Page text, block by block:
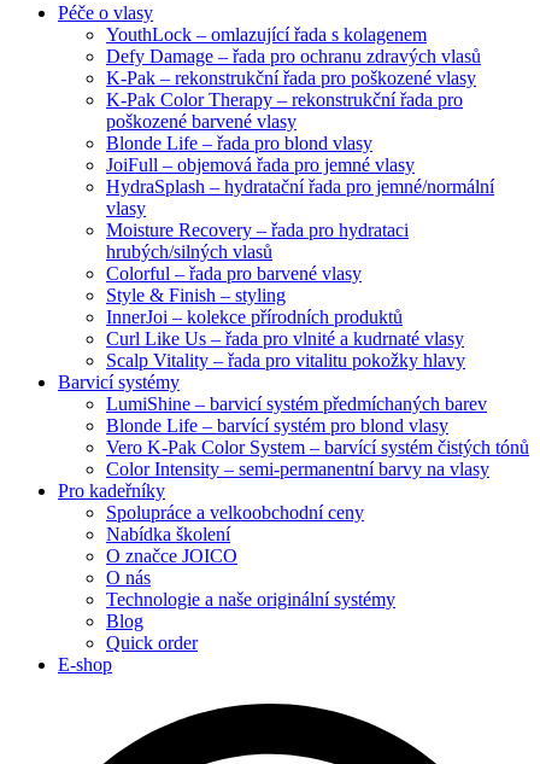
Péče o vlasy
YouthLock – omlazující řada s kolagenem
Defy Damage – řada pro ochranu zdravých vlasů
K-Pak – rekonstrukční řada pro poškozené vlasy
K-Pak Color Therapy – rekonstrukční řada pro
poškozené barvené vlasy
Blonde Life – řada pro blond vlasy
JoiFull – objemová řada pro jemné vlasy
HydraSplash – hydratační řada pro jemné/normální
vlasy
Moisture Recovery – řada pro hydrataci
hrubých/silných vlasů
Colorful – řada pro barvené vlasy
Style & Finish – styling
InnerJoi – kolekce přírodních produktů
Curl Like Us – řada pro vlnité a kudrnaté vlasy
Scalp Vitality – řada pro vitalitu pokožky hlavy
Barvicí systémy
LumiShine – barvicí systém předmíchaných barev
Blonde Life – barvící systém pro blond vlasy
Vero K-Pak Color System – barvící systém čistých tónů
Color Intensity – semi-permanentní barvy na vlasy
Pro kadeřníky
Spolupráce a velkoobchodní ceny
Nabídka školení
O značce JOICO
O nás
Technologie a naše originální systémy
Blog
Quick order
E-shop